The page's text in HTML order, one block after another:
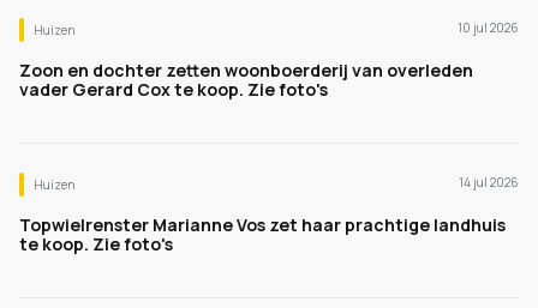
Huizen 10 jul 2026
Zoon en dochter zetten woonboerderij van overleden
vader Gerard Cox te koop. Zie foto's
Huizen 14 jul 2026
Topwielrenster Marianne Vos zet haar prachtige landhuis
te koop. Zie foto's